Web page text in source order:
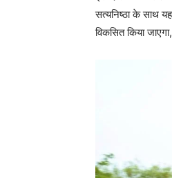
सत्यनिष्ठा के साथ
विकसित किया